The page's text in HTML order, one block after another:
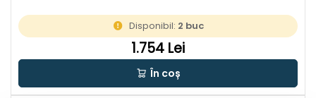
Disponibil: 2 buc
1.754 Lei
În coș